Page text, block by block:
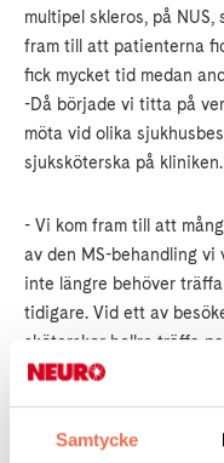
Samtycke
multipel skleros, på NUS,
fram till att patienterna
fick mycket tid medan
-Då började vi titta på
möta vid olika
sjuksköterska på kliniken.
- Vi kom fram till att
av den MS-behandling vi
inte längre behöver
tidigare. Vid ett av
sköterskor hellre träffa
Hon berättar om att det
personens livssituation